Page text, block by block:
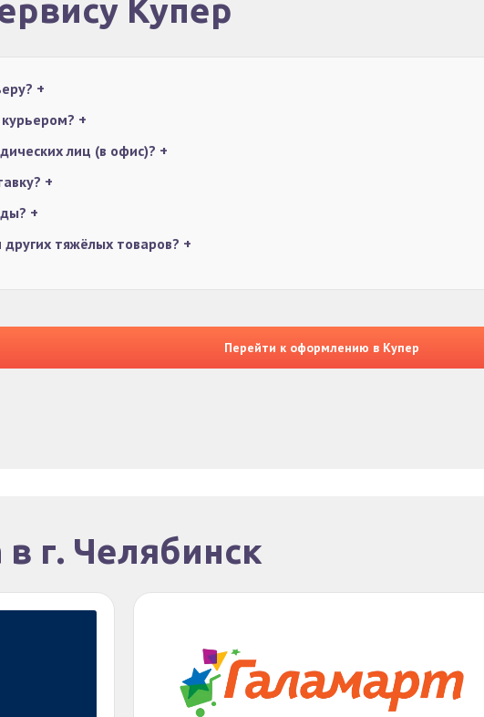
Купер
+
+
лиц (в офис)? +
+
+
тяжёлых товаров? +
Перейти к оформлению в Купер
г. Челябинск